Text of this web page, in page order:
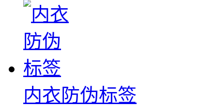
内衣防伪标签